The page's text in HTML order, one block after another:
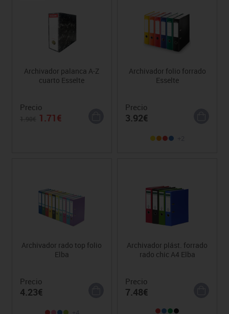
Archivador palanca A-Z
cuarto Esselte
Precio
1.71€
Archivador folio forrado
Esselte
Precio
3.92€
Archivador rado top folio
Elba
Precio
4.23€
Archivador plást. forrado
rado chic A4 Elba
Precio
7.48€